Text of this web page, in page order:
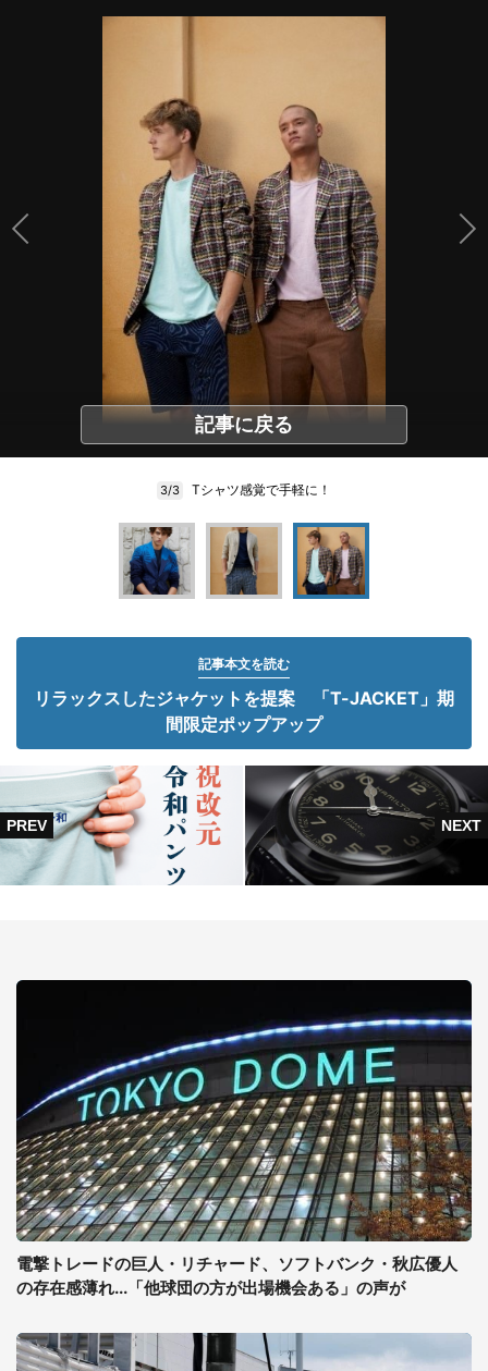
記事に戻る
3/3 Tシャツ感覚で手軽に！
記事本文を読む
リラックスしたジャケットを提案 「T-JACKET」期
間限定ポップアップ
電撃トレードの巨人・リチャード、ソフトバンク・秋広優人
の存在感薄れ...「他球団の方が出場機会ある」の声が